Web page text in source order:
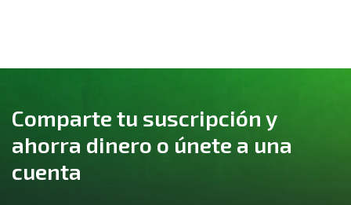
Comparte tu suscripción y
ahorra dinero o únete a una
cuenta